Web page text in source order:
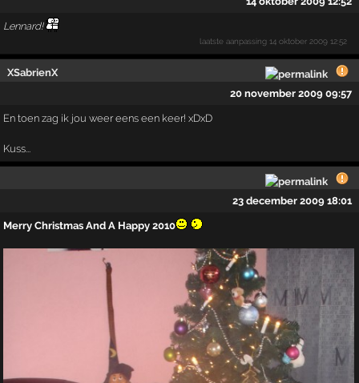
Lennard!
laatste aanpassing14 oktober 2009 12:52
XSabrienX
20 november 2009 09:57
En toen zag ik jou weer eens een keer! xDxD
Kuss...
23 december 2009 18:01
Merry Christmas And A Happy 2010